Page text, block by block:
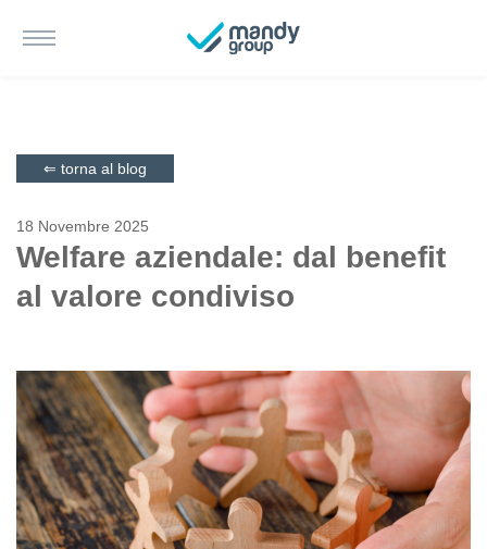
⇐ torna al blog
18 Novembre 2025
Welfare aziendale: dal benefit
al valore condiviso